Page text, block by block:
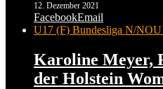
12. Dezember 2021
FacebookEmail
U17 (F) Bundesliga N/NO
Karoline Meyer,
der Holstein